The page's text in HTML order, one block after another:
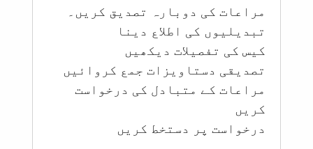
مراعات کی دوبارہ تصدیق کریں۔
تبدیلیوں کی اطلاع دینا
کیس کی تفصیلات دیکھیں
تصدیقی دستاویزات جمع کروائیں
مراعات کے متبادل کی درخواست
کریں
درخواست پر دستخط کریں